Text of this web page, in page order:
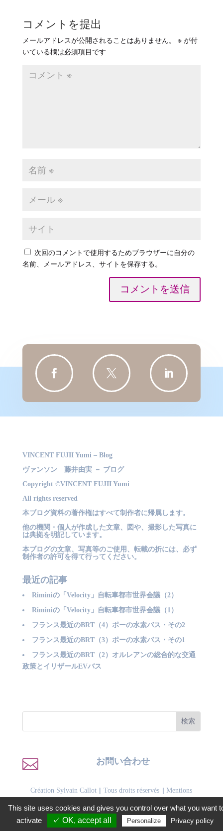
コメントを提出
メールアドレスが公開されることはありません。 ※が付
いている欄は必須項目です
次回のコメントで使用するためブラウザーに自分の
名前、メールアドレス、サイトを保存する。
コメントを送信
  
VINCENT FUJII Yumi – Blog
ヴァンソン 藤井由実 － ブログ
Copyright ©VINCENT FUJII Yumi
All rights reserved
本ブログ資料の著作権はすべて制作者に帰属します。
他の機関・個人が作成した文章、図や、撮影した写真に
は典拠を明記しています。
本ブログの文章、写真等のご使用、転載の折には、必ず
制作者の許可を得て行ってください。
最近の記事
Riminiの「Velocity」自転車都市世界会議（2）
Riminiの「Velocity」自転車都市世界会議（1）
フランス最近のBRT（4）ポーの水素バス・その2
フランス最近のBRT（3）ポーの水素バス・その1
フランス最近のBRT（2）オルレアンの総合的な交通
政策とイリザールEVバス
 お問い合わせ
Création Sylvain Callot || Tous droits réservés ||Mentions
FacebookLinkedInWhatsAppTwitterEmail Gmail PrintFriendly
共
有
This site uses cookies and gives you control over what you want
activate
✓ OK, accept all Personalize Privacy policy